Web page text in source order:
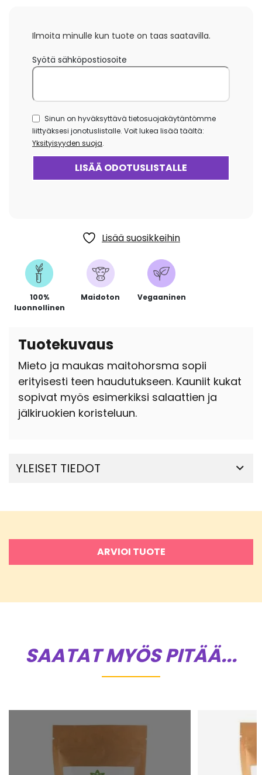
Ilmoita minulle kun tuote on taas saatavilla.
Syötä sähköpostiosoite
Sinun on hyväksyttävä tietosuojakäytäntömme
liittyäksesi jonotuslistalle. Voit lukea lisää täältä:
Yksityisyyden suoja.
Lisää suosikkeihin
100%
luonnollinen
Maidoton Vegaaninen
Tuotekuvaus
Mieto ja maukas maitohorsma sopii
erityisesti teen haudutukseen. Kauniit kukat
sopivat myös esimerkiksi salaattien ja
jälkiruokien koristeluun.
YLEISET TIEDOT
ARVIOI TUOTE
SAATAT MYÖS PITÄÄ...